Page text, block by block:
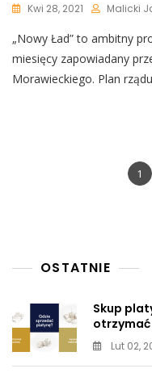
Kwi 28, 2021 Malicki
„Nowy Ład” to ambitny
miesięcy zapowiadany
Morawieckiego. Plan rządu
1
OSTATNIE
Skup
otrzymać
Lut 02,